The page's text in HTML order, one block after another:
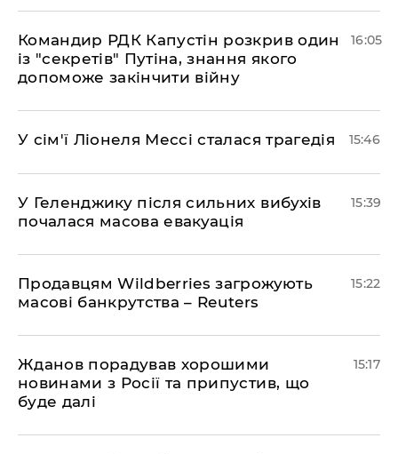
Командир РДК Капустін розкрив один
із "секретів" Путіна, знання якого
допоможе закінчити війну
16:05
У сім'ї Ліонеля Мессі сталася трагедія 15:46
У Геленджику після сильних вибухів
почалася масова евакуація
15:39
Продавцям Wildberries загрожують
масові банкрутства – Reuters
15:22
Жданов порадував хорошими
новинами з Росії та припустив, що
буде далі
15:17